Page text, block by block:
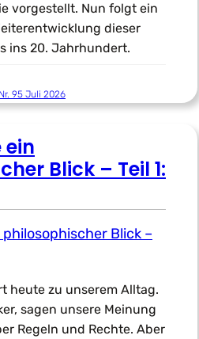
vorgestellt. Nun folgt ein
dieser
ins 20. Jahrhundert.
95 Juli 2026
ein
Blick – Teil 1:
heute zu unserem Alltag.
sagen unsere Meinung
Regeln und Rechte. Aber